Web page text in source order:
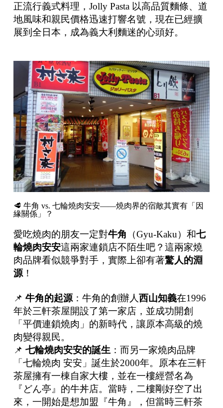
正流行義式料理，Jolly Pasta 以高品質麵條、道
地風味和親民價格迅速打響名號，現在已經擴
展到全日本，成為義大利麵迷的心頭好。
🥩 牛角 vs. 七輪燒肉安安——燒肉界的宿敵其實有「因
緣關係」？
愛吃燒肉的朋友一定對牛角 （Gyu-Kaku）和七
輪燒肉安安這兩家連鎖店不陌生吧？這兩家燒
肉品牌看似競爭對手，實際上卻有著驚人的淵
源！
📌 牛角的起源：牛角的創辦人西山知義在1996
年於三軒茶屋開設了第一家店，並成功開創
「平價連鎖燒肉」的新時代，讓原本高級的燒
肉變得親民。
📌 七輪燒肉安安的誕生 ：而另一家燒肉品牌
「七輪燒肉 安安」誕生於2000年。原本在三軒
茶屋擁有一棟自家大樓，並在一樓經營名為
『どん亭』的牛丼店。當時，二樓剛好空了出
來，一開始是想加盟『牛角』，但當時三軒茶